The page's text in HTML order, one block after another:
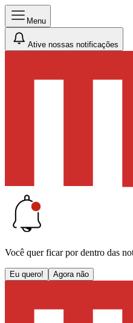
Menu
Ative nossas notificações
Você quer ficar por dentro das
Eu quero! Agora não